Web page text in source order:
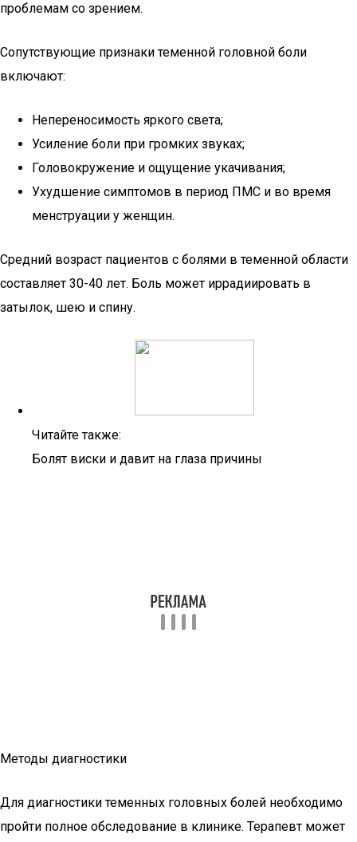
проблемам со зрением.
Сопутствующие признаки теменной головной боли
включают:
Непереносимость яркого света;
Усиление боли при громких звуках;
Головокружение и ощущение укачивания;
Ухудшение симптомов в период ПМС и во время
менструации у женщин.
Средний возраст пациентов с болями в теменной области
составляет 30-40 лет. Боль может иррадиировать в
затылок, шею и спину.
Читайте также:
Болят виски и давит на глаза причины
Методы диагностики
Для диагностики теменных головных болей необходимо
пройти полное обследование в клинике. Терапевт может